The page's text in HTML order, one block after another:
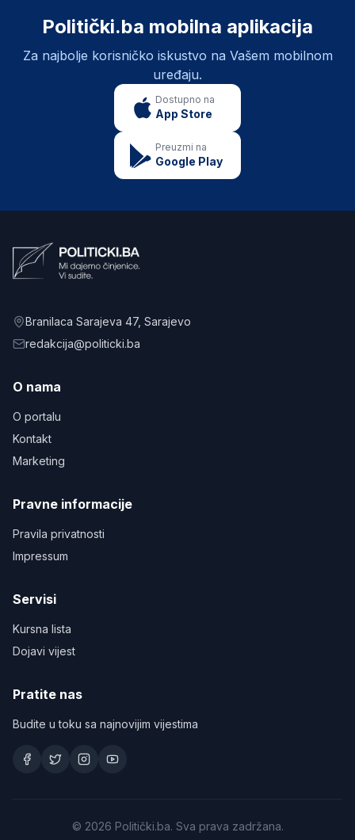
Politički.ba mobilna aplikacija
Za najbolje korisničko iskustvo na Vašem mobilnom
uređaju.
Dostupno na
App Store
Preuzmi na
Google Play
Branilaca Sarajeva 47, Sarajevo
redakcija@politicki.ba
O nama
O portalu
Kontakt
Marketing
Pravne informacije
Pravila privatnosti
Impressum
Servisi
Kursna lista
Dojavi vijest
Pratite nas
Budite u toku sa najnovijim vijestima
© 2026 Politički.ba. Sva prava zadržana.